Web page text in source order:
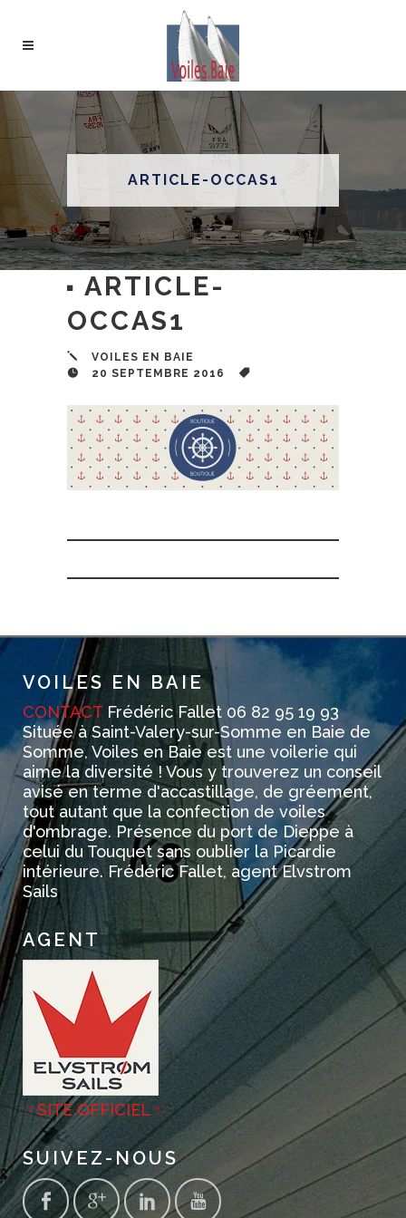
ARTICLE-OCCAS1
ARTICLE-
OCCAS1
VOILES EN BAIE
20 SEPTEMBRE 2016
VOILES EN BAIE
CONTACT Frédéric Fallet 06 82 95 19 93
Située à Saint-Valery-sur-Somme en Baie de
Somme, Voiles en Baie est une voilerie qui
aime la diversité ! Vous y trouverez un conseil
avisé en terme d'accastillage, de gréement,
tout autant que la confection de voiles
d'ombrage. Présence du port de Dieppe à
celui du Touquet sans oublier la Picardie
intérieure. Frédéric Fallet, agent Elvstrom
Sails
AGENT
☞SITE OFFICIEL☜
SUIVEZ-NOUS